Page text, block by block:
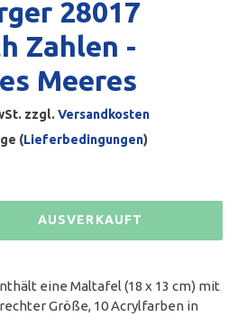
28017
Zahlen -
Meeres
zzgl.Versandkosten
(Lieferbedingungen)
AUSVERKAUFT
eine Maltafel (18 x 13 cm) mit
Größe, 10 Acrylfarben in